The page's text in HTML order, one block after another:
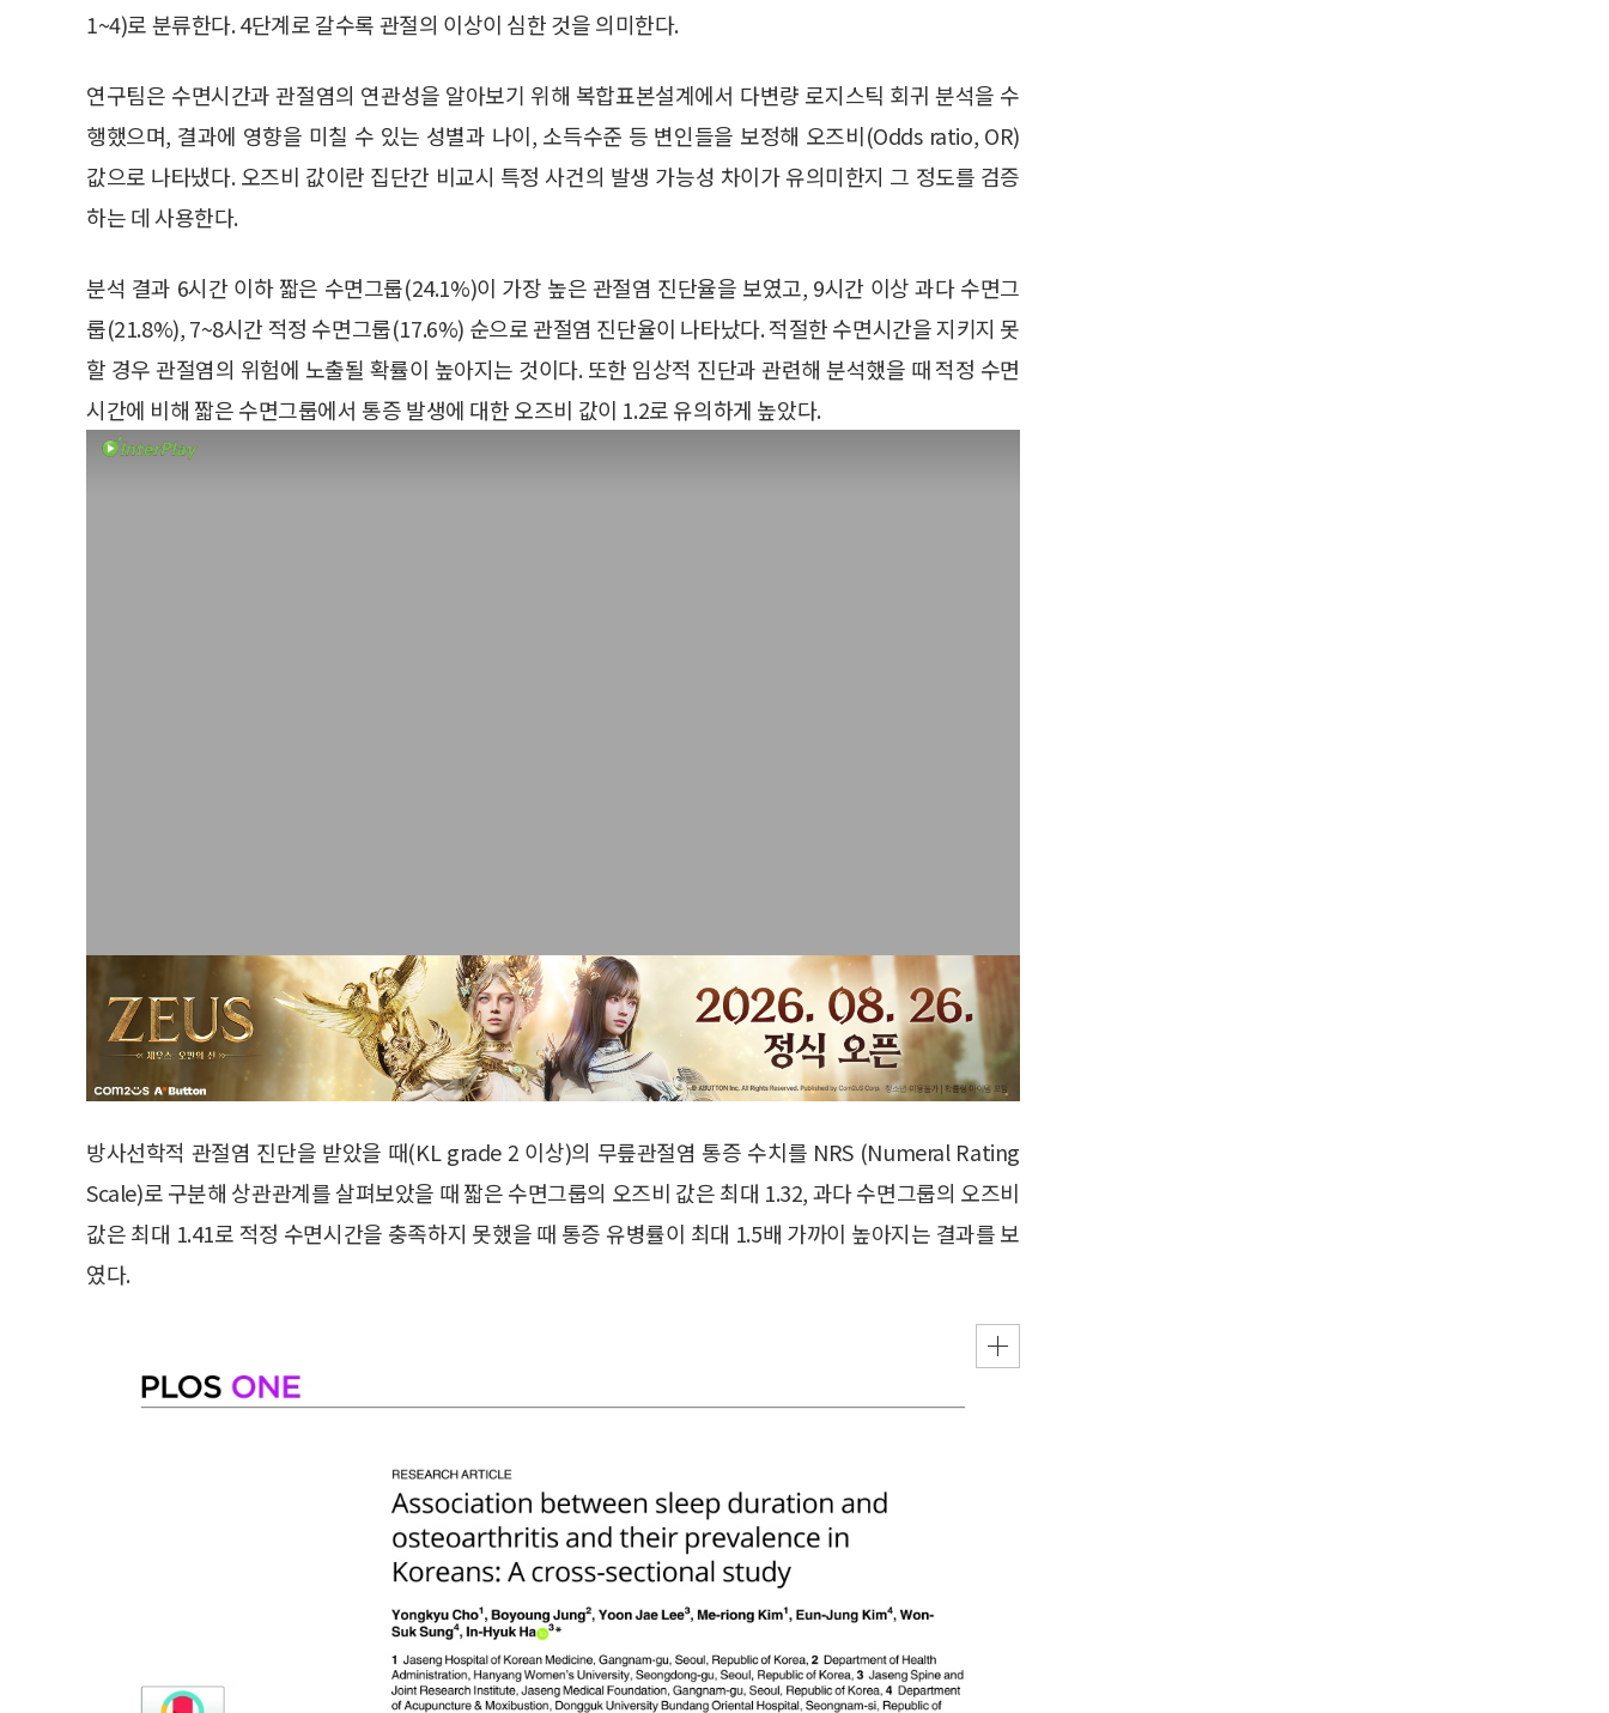
1~4)로 분류한다. 4단계로 갈수록 관절의 이상이 심한 것을 의미한다.
연구팀은 수면시간과 관절염의 연관성을 알아보기 위해 복합표본설계에서 다변량 로지스틱 회귀 분석을 수
행했으며, 결과에 영향을 미칠 수 있는 성별과 나이, 소득수준 등 변인들을 보정해 오즈비(Odds ratio, OR)
값으로 나타냈다. 오즈비 값이란 집단간 비교시 특정 사건의 발생 가능성 차이가 유의미한지 그 정도를 검증
하는 데 사용한다.
분석 결과 6시간 이하 짧은 수면그룹(24.1%)이 가장 높은 관절염 진단율을 보였고, 9시간 이상 과다 수면그
룹(21.8%), 7~8시간 적정 수면그룹(17.6%) 순으로 관절염 진단율이 나타났다. 적절한 수면시간을 지키지 못
할 경우 관절염의 위험에 노출될 확률이 높아지는 것이다. 또한 임상적 진단과 관련해 분석했을 때 적정 수면
시간에 비해 짧은 수면그룹에서 통증 발생에 대한 오즈비 값이 1.2로 유의하게 높았다.
방사선학적 관절염 진단을 받았을 때(KL grade 2 이상)의 무릎관절염 통증 수치를 NRS (Numeral Rating
Scale)로 구분해 상관관계를 살펴보았을 때 짧은 수면그룹의 오즈비 값은 최대 1.32, 과다 수면그룹의 오즈비
값은 최대 1.41로 적정 수면시간을 충족하지 못했을 때 통증 유병률이 최대 1.5배 가까이 높아지는 결과를 보
였다.